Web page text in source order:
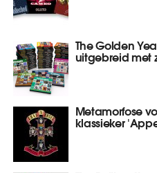
The Golden
uitgebreid met
Metamorfose
klassieker